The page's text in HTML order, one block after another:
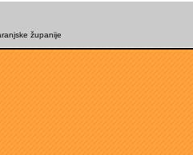
županije